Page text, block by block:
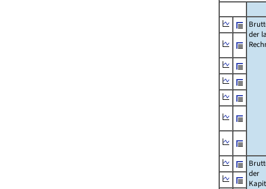
der
der